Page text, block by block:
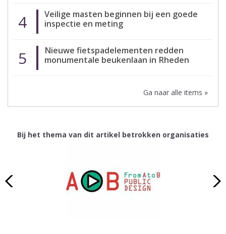
4
Veilige masten beginnen bij een goede
inspectie en meting
5
Nieuwe fietspadelementen redden
monumentale beukenlaan in Rheden
Ga naar alle items »
Bij het thema van dit artikel betrokken organisaties